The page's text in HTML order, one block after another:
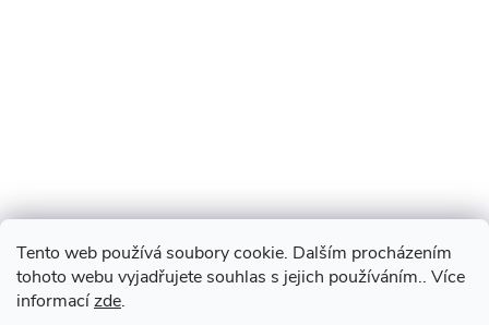
Tento web používá soubory cookie. Dalším procházením
tohoto webu vyjadřujete souhlas s jejich používáním.. Více
informacízde.